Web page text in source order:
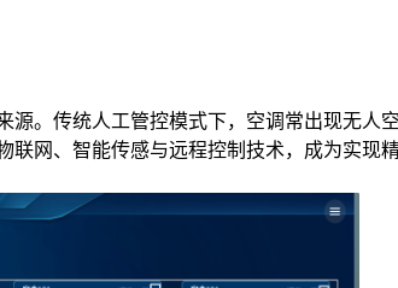
。传统人工管控模式下，空调常出现无人
联网、智能传感与远程控制技术，成为实现